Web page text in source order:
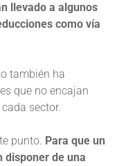
llevado a algunos
como vía
también ha
que no encajan
sector.
punto. Para que un
disponer de una